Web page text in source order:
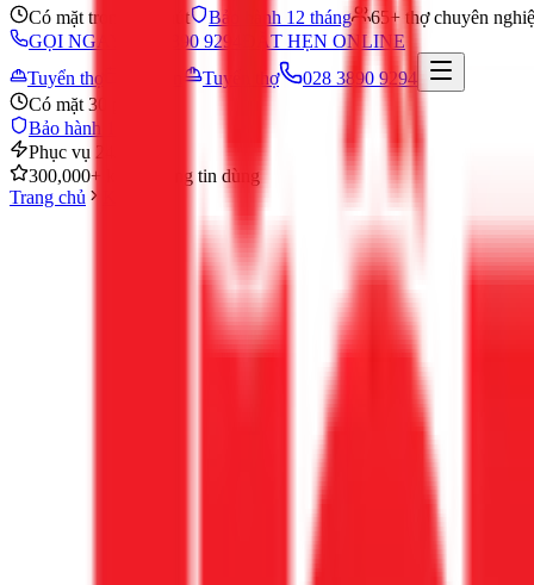
Có mặt trong 30 phút Bảo hành 12 tháng
65+ thợ chuyên
GỌI NGAY 028 3890 9294
ĐẶT HẸN ONLINE
Tuyển thợ
Tuyển thợ
028 3890 9294
Có mặt 30 phút
Bảo hành 12 tháng
Phục vụ 24/7
300,000+ khách hàng tin dùng
Trang chủ